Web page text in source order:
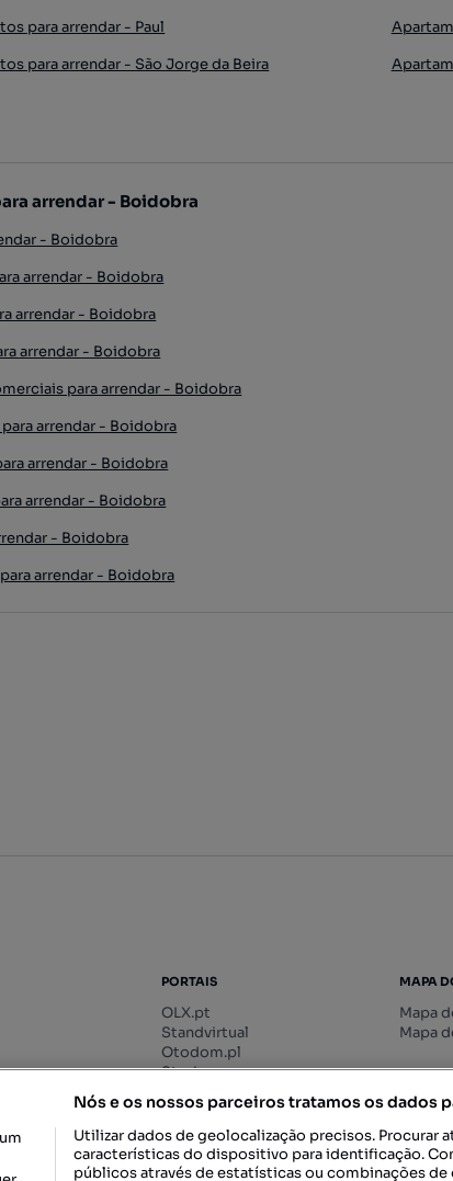
para arrendar - Paul
para arrendar - São Jorge da Beira
arrendar - Boidobra
- Boidobra
arrendar - Boidobra
arrendar - Boidobra
arrendar - Boidobra
para arrendar - Boidobra
arrendar - Boidobra
arrendar - Boidobra
arrendar - Boidobra
- Boidobra
arrendar - Boidobra
PORTAIS
OLX.pt
Standvirtual
Otodom.pl
Storia.ro
MAPA
Mapa
Mapa
Nós e os nossos parceiros tratamos os dados
Utilizar dados de geolocalização precisos. Procurar
características do dispositivo para identificação.
públicos através de estatísticas ou combinações